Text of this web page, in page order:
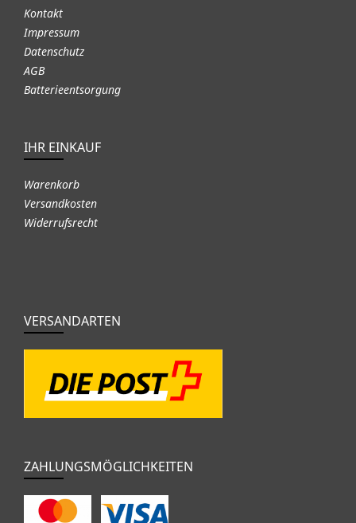
Kontakt
Impressum
Datenschutz
AGB
Batterieentsorgung
IHR EINKAUF
Warenkorb
Versandkosten
Widerrufsrecht
VERSANDARTEN
ZAHLUNGSMÖGLICHKEITEN